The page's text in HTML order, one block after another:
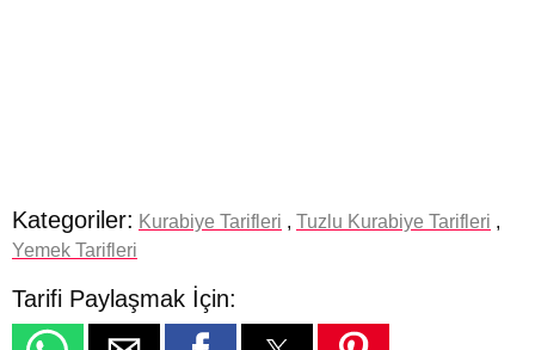
Kategoriler: Kurabiye Tarifleri , Tuzlu Kurabiye Tarifleri ,
Yemek Tarifleri
Tarifi Paylaşmak İçin: